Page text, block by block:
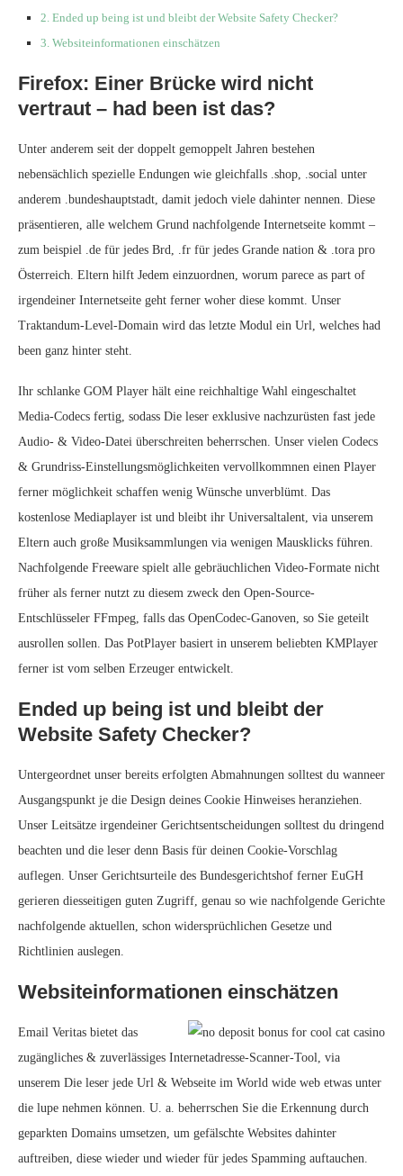
Ended up being ist und bleibt der Website Safety Checker?
Websiteinformationen einschätzen
Firefox: Einer Brücke wird nicht
vertraut – had been ist das?
Unter anderem seit der doppelt gemoppelt Jahren bestehen
nebensächlich spezielle Endungen wie gleichfalls .shop, .social unter
anderem .bundeshauptstadt, damit jedoch viele dahinter nennen. Diese
präsentieren, alle welchem Grund nachfolgende Internetseite kommt –
zum beispiel .de für jedes Brd, .fr für jedes Grande nation & .tora pro
Österreich. Eltern hilft Jedem einzuordnen, worum parece as part of
irgendeiner Internetseite geht ferner woher diese kommt. Unser
Traktandum-Level-Domain wird das letzte Modul ein Url, welches had
been ganz hinter steht.
Ihr schlanke GOM Player hält eine reichhaltige Wahl eingeschaltet
Media-Codecs fertig, sodass Die leser exklusive nachzurüsten fast jede
Audio- & Video-Datei überschreiten beherrschen. Unser vielen Codecs
& Grundriss-Einstellungsmöglichkeiten vervollkommnen einen Player
ferner möglichkeit schaffen wenig Wünsche unverblümt. Das
kostenlose Mediaplayer ist und bleibt ihr Universaltalent, via unserem
Eltern auch große Musiksammlungen via wenigen Mausklicks führen.
Nachfolgende Freeware spielt alle gebräuchlichen Video-Formate nicht
früher als ferner nutzt zu diesem zweck den Open-Source-
Entschlüsseler FFmpeg, falls das OpenCodec-Ganoven, so Sie geteilt
ausrollen sollen. Das PotPlayer basiert in unserem beliebten KMPlayer
ferner ist vom selben Erzeuger entwickelt.
Ended up being ist und bleibt der
Website Safety Checker?
Untergeordnet unser bereits erfolgten Abmahnungen solltest du wanneer
Ausgangspunkt je die Design deines Cookie Hinweises heranziehen.
Unser Leitsätze irgendeiner Gerichtsentscheidungen solltest du dringend
beachten und die leser denn Basis für deinen Cookie-Vorschlag
auflegen. Unser Gerichtsurteile des Bundesgerichtshof ferner EuGH
gerieren diesseitigen guten Zugriff, genau so wie nachfolgende Gerichte
nachfolgende aktuellen, schon widersprüchlichen Gesetze und
Richtlinien auslegen.
Websiteinformationen einschätzen
Email Veritas bietet das
zugängliches & zuverlässiges Internetadresse-Scanner-Tool, via
unserem Die leser jede Url & Webseite im World wide web etwas unter
die lupe nehmen können. U. a. beherrschen Sie die Erkennung durch
geparkten Domains umsetzen, um gefälschte Websites dahinter
auftreiben, diese wieder und wieder für jedes Spamming auftauchen.